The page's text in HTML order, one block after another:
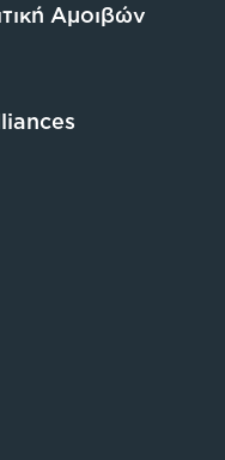
Αμοιβών